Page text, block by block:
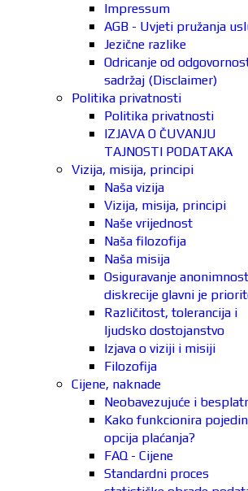
Impressum
AGB - Uvjeti pružanja
Jezične razlike
Odricanje od
sadržaj (Disclaimer)
Politika privatnosti
Politika privatnosti
IZJAVA O ČUVANJU
TAJNOSTI PODATAKA
Vizija, misija, principi
Naša vizija
Vizija, misija, principi
Naše vrijednost
Naša filozofija
Naša misija
Osiguravanje
diskrecije glavni je
Različitost, tolerancija i
ljudsko dostojanstvo
Izjava o viziji i misiji
Filozofija
Cijene, naknade
Neobavezujuće i
Kako funkcionira
opcija plaćanja?
FAQ - Cijene
Standardni proces